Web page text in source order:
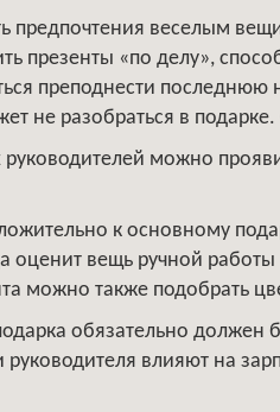
предпочтения веселым
презенты «по делу»,
преподнести последнюю
не разобраться в
можно
к основному
оценит вещь ручной работы
можно также подобрать
обязательно должен
влияют на